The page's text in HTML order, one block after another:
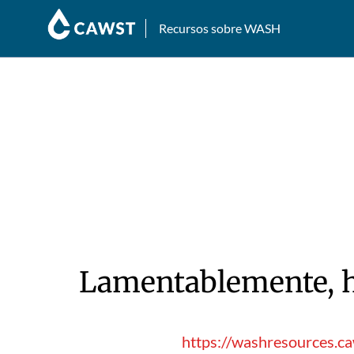
Recursos sobre WASH
Lamentablemente,
https://